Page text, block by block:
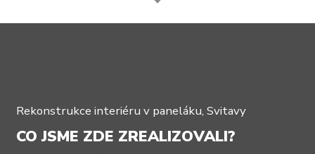
Rekonstrukce interiéru v paneláku, Svitavy
CO JSME ZDE ZREALIZOVALI?